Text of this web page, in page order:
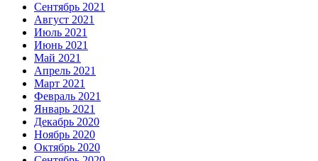
Сентябрь 2021
Август 2021
Июль 2021
Июнь 2021
Май 2021
Апрель 2021
Март 2021
Февраль 2021
Январь 2021
Декабрь 2020
Ноябрь 2020
Октябрь 2020